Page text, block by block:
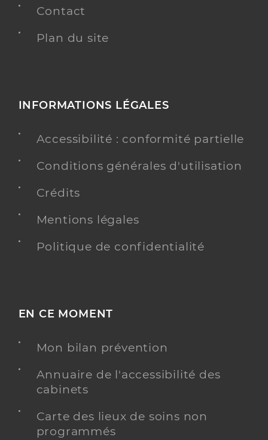
Contact
Plan du site
INFORMATIONS LÉGALES
Accessibilité : conformité partielle
Conditions générales d'utilisation
Crédits
Mentions légales
Politique de confidentialité
EN CE MOMENT
Mon bilan prévention
Annuaire de l'accessibilité des
cabinets
Carte des lieux de soins non
programmés